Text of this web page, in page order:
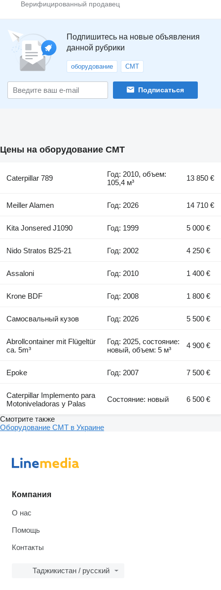
Подпишитесь на новые объявления
данной рубрики
оборудование CMT
Подписаться
Цены на оборудование CMT
Caterpillar 789
Год: 2010, объем:
105,4 м³
13 850 €
Meiller Alamen Год: 2026 14 710 €
Kita Jonsered J1090 Год: 1999 5 000 €
Nido Stratos B25-21 Год: 2002 4 250 €
Assaloni Год: 2010 1 400 €
Krone BDF Год: 2008 1 800 €
Самосвальный кузов Год: 2026 5 500 €
Abrollcontainer mit Flügeltür
ca. 5m³
Год: 2025, состояние:
новый, объем: 5 м³
4 900 €
Epoke Год: 2007 7 500 €
Caterpillar Implemento para
Motoniveladoras y Palas
Состояние: новый 6 500 €
Смотрите также
Оборудование CMT в Украине
Компания
О нас
Помощь
Контакты
Таджикистан / русский